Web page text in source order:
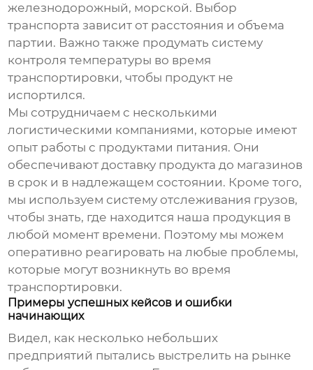
железнодорожный, морской. Выбор
транспорта зависит от расстояния и объема
партии. Важно также продумать систему
контроля температуры во время
транспортировки, чтобы продукт не
испортился.
Мы сотрудничаем с несколькими
логистическими компаниями, которые имеют
опыт работы с продуктами питания. Они
обеспечивают доставку продукта до магазинов
в срок и в надлежащем состоянии. Кроме того,
мы используем систему отслеживания грузов,
чтобы знать, где находится наша продукция в
любой момент времени. Поэтому мы можем
оперативно реагировать на любые проблемы,
которые могут возникнуть во время
транспортировки.
Примеры успешных кейсов и ошибки
начинающих
Видел, как несколько небольших
предприятий пытались выстрелить на рынке